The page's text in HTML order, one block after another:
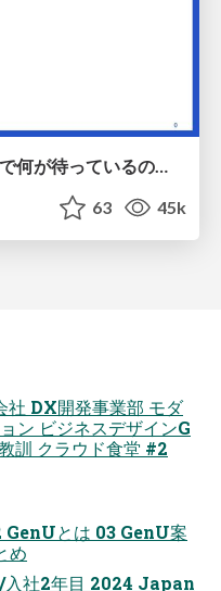
63 45k
社 DX開発事業部 モダ
ン ビジネスデザインG
訓 クラウド食堂 #2
GenUとは 03 GenU案
め
入社2年目 2024 Japan